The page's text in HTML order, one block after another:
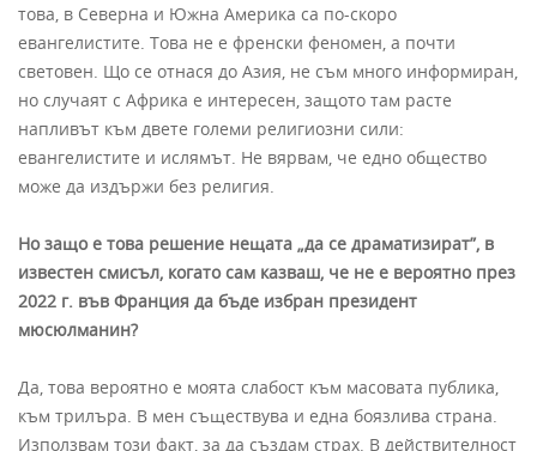
това, в Северна и Южна Америка са по-скоро
евангелистите. Това не е френски феномен, а почти
световен. Що се отнася до Азия, не съм много информиран,
но случаят с Африка е интересен, защото там расте
напливът към двете големи религиозни сили:
евангелистите и ислямът. Не вярвам, че едно общество
може да издържи без религия.
Но защо е това решение нещата „да се драматизират”, в
известен смисъл, когато сам казваш, че не е вероятно през
2022 г. във Франция да бъде избран президент
мюсюлманин?
Да, това вероятно е моята слабост към масовата публика,
към трилъра. В мен съществува и една боязлива страна.
Използвам този факт, за да създам страх. В действителност